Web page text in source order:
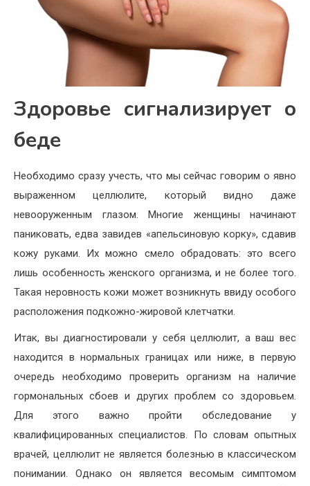
Здоровье сигнализирует о
беде
Необходимо сразу учесть, что мы сейчас говорим о явно
выраженном целлюлите, который видно даже
невооруженным глазом. Многие женщины начинают
паниковать, едва завидев «апельсиновую корку», сдавив
кожу руками. Их можно смело обрадовать: это всего
лишь особенность женского организма, и не более того.
Такая неровность кожи может возникнуть ввиду особого
расположения подкожно-жировой клетчатки.
Итак, вы диагностировали у себя целлюлит, а ваш вес
находится в нормальных границах или ниже, в первую
очередь необходимо проверить организм на наличие
гормональных сбоев и других проблем со здоровьем.
Для этого важно пройти обследование у
квалифицированных специалистов. По словам опытных
врачей, целлюлит не является болезнью в классическом
понимании. Однако он является весомым симптомом